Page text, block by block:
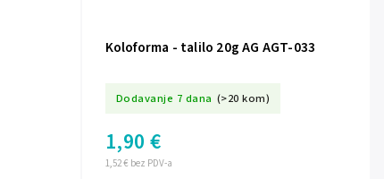
Koloforma - talilo 20g AG AGT-033
Dodavanje 7 dana (>20 kom)
1,52 € bez PDV-a
1,90 €